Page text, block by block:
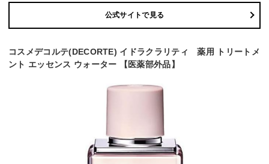
公式サイトで見る
コスメデコルテ(DECORTE) イドラクラリティ 薬用 トリートメ
ント エッセンス ウォーター 【医薬部外品】